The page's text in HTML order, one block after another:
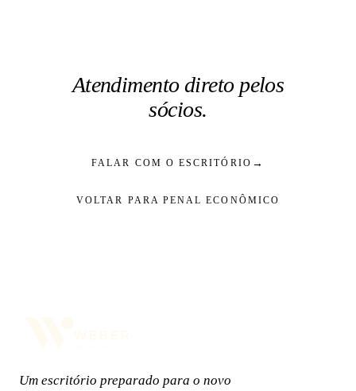
Atendimento direto pelos
sócios.
FALAR COM O ESCRITÓRIO →
VOLTAR PARA PENAL ECONÔMICO
Um escritório preparado para o novo